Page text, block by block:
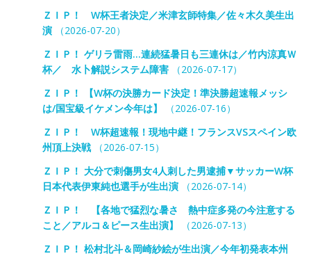
ＺＩＰ！ W杯王者決定／米津玄師特集／佐々木久美生出
演（2026-07-20）
ＺＩＰ！ ゲリラ雷雨…連続猛暑日も三連休は／竹内涼真Ｗ
杯／ 水卜解説システム障害（2026-07-17）
ＺＩＰ！ 【W杯の決勝カード決定！準決勝超速報メッシ
は/国宝級イケメン今年は】
（2026-07-16）
ＺＩＰ！ W杯超速報！現地中継！フランスVSスペイン欧
州頂上決戦（2026-07-15）
ＺＩＰ！ 大分で刺傷男女4人刺した男逮捕▼サッカーW杯
日本代表伊東純也選手が生出演（2026-07-14）
ＺＩＰ！ 【各地で猛烈な暑さ 熱中症多発の今注意する
こと／アルコ＆ピース生出演】
（2026-07-13）
ＺＩＰ！ 松村北斗＆岡崎紗絵が生出演／今年初発表本州